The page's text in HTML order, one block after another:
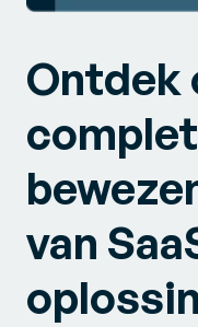
Ontdek
van